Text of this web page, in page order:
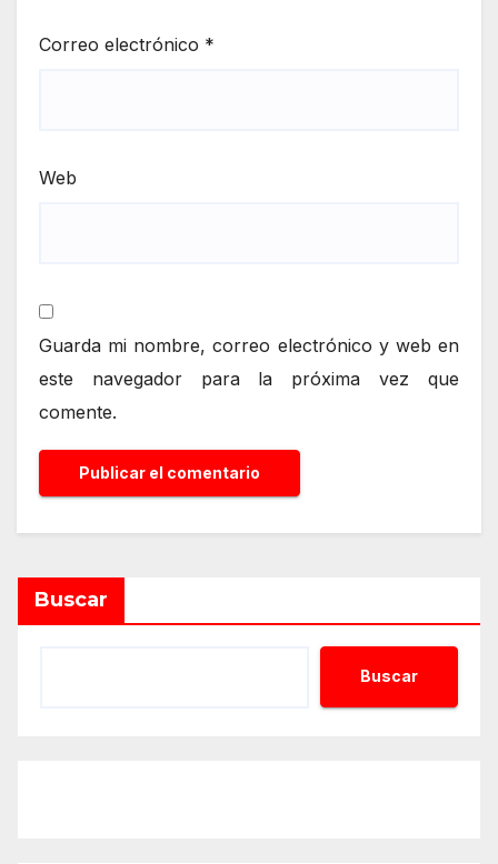
Correo electrónico *
Web
Guarda mi nombre, correo electrónico y web en
este navegador para la próxima vez que
comente.
Buscar
Buscar